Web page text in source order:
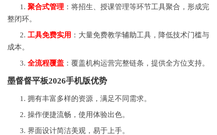
1. 聚合式管理 ：将招生、授课管理等环节工具聚合，形成完
整闭环。
2. 工具免费实用 ：大量免费教学辅助工具，降低技术门槛与
成本。
3. 全流程覆盖 ：覆盖机构运营完整链条，提供全方位支持。
墨督督平板2026手机版优势
1. 拥有丰富多样的资源，满足不同需求。
2. 操作便捷流畅，使用体验出色。
3. 界面设计简洁美观，易于上手。